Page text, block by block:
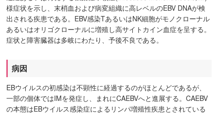
様症状を示し、末梢血および病変組織に高レベルのEBV DNAが検
出される疾患である。EBV感染TあるいはNK細胞がモノクローナル
あるいはオリゴクローナルに増殖し高サイトカイン血症を呈する。
症状と障害臓器は多岐にわたり、予後不良である。
病因
EBウイルスの初感染は不顕性に経過するのがほとんどであるが、
一部の個体ではIMを発症し、まれにCAEBVへと進展する。CAEBV
の本態はEBウイルス感染症によるリンパ増殖性疾患とされている